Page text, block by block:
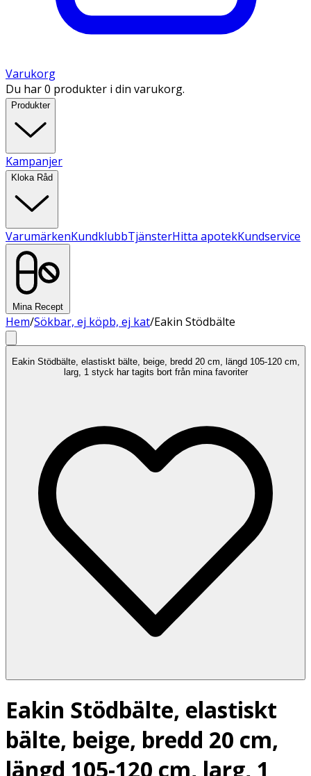
Varukorg
Du har 0 produkter i din varukorg.
Produkter
Kampanjer
Kloka Råd
VarumärkenKundklubbTjänsterHitta apotekKundservice
Mina Recept
Hem/Sökbar, ej köpb, ej kat/Eakin Stödbälte
Eakin Stödbälte, elastiskt bälte, beige, bredd 20 cm, längd 105-120 cm,
larg, 1 styck har tagits bort från mina favoriter
Eakin Stödbälte, elastiskt
bälte, beige, bredd 20 cm,
längd 105-120 cm, larg, 1